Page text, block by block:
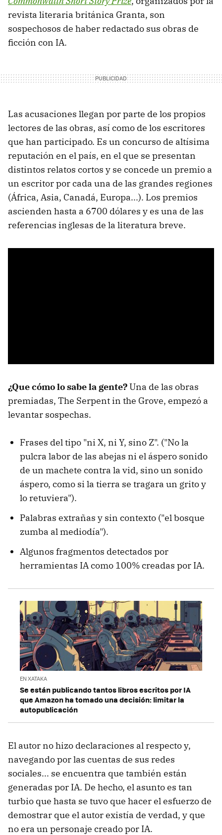
revista literaria británica Granta, son
sospechosos de haber redactado sus obras de
ficción con IA.
Las acusaciones llegan por parte de los propios
lectores de las obras, así como de los escritores
que han participado. Es un concurso de altísima
reputación en el país, en el que se presentan
distintos relatos cortos y se concede un premio a
un escritor por cada una de las grandes regiones
(África, Asia, Canadá, Europa...). Los premios
ascienden hasta a 6700 dólares y es una de las
referencias inglesas de la literatura breve.
¿Que cómo lo sabe la gente?Una de las obras
premiadas, The Serpent in the Grove, empezó a
levantar sospechas.
Frases del tipo "ni X, ni Y, sino Z". ("No la
pulcra labor de las abejas ni el áspero sonido
de un machete contra la vid, sino un sonido
áspero, como si la tierra se tragara un grito y
lo retuviera").
Palabras extrañas y sin contexto ("el bosque
zumba al mediodía").
Algunos fragmentos detectados por
herramientas IA como 100% creadas por IA.
EN XATAKA
Se están publicando tantos libros escritos por IA
que Amazon ha tomado una decisión: limitar la
autopublicación
El autor no hizo declaraciones al respecto y,
navegando por las cuentas de sus redes
sociales... se encuentra que también están
generadas por IA. De hecho, el asunto es tan
turbio que hasta se tuvo que hacer el esfuerzo de
demostrar que el autor existía de verdad, y que
no era un personaje creado por IA.